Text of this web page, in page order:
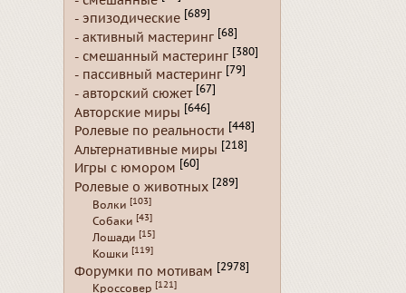
- эпизодические [689]
- активный мастеринг [68]
- смешанный мастеринг [380]
- пассивный мастеринг [79]
- авторский сюжет [67]
Авторские миры [646]
Ролевые по реальности [448]
Альтернативные миры [218]
Игры с юмором [60]
Ролевые о животных [289]
Волки [103]
Собаки [43]
Лошади [15]
Кошки [119]
Форумки по мотивам [2978]
Кроссовер [121]